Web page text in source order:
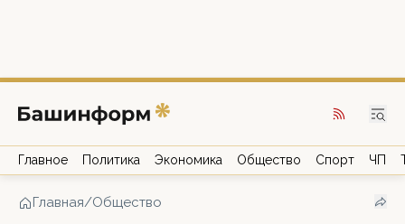
Главное Политика Экономика Общество Спорт ЧП
Главная/Общество